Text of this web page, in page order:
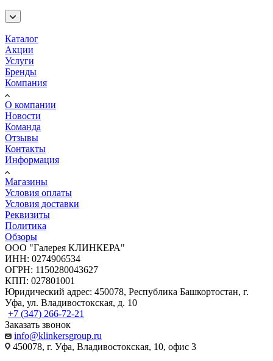
Каталог
Акции
Услуги
Бренды
Компания
О компании
Новости
Команда
Отзывы
Контакты
Информация
Магазины
Условия оплаты
Условия доставки
Реквизиты
Политика
Обзоры
ООО "Галерея КЛИНКЕРА"
ИНН: 0274906534
ОГРН: 1150280043627
КПП: 027801001
Юридический адрес: 450078, Республика Башкортостан, г.
Уфа, ул. Владивостокская, д. 10
+7 (347) 266-72-21
Заказать звонок
info@klinkersgroup.ru
450078, г. Уфа, Владивостокская, 10, офис 3